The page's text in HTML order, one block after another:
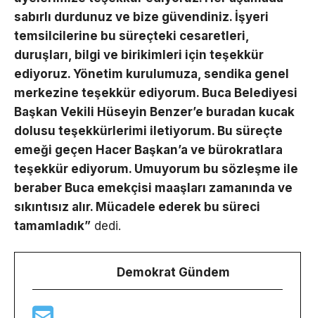
sabırlı durdunuz ve bize güvendiniz. İşyeri
temsilcilerine bu süreçteki cesaretleri,
duruşları, bilgi ve birikimleri için teşekkür
ediyoruz. Yönetim kurulumuza, sendika genel
merkezine teşekkür ediyorum. Buca Belediyesi
Başkan Vekili Hüseyin Benzer’e buradan kucak
dolusu teşekkürlerimi iletiyorum. Bu süreçte
emeği geçen Hacer Başkan’a ve bürokratlara
teşekkür ediyorum. Umuyorum bu sözleşme ile
beraber Buca emekçisi maaşları zamanında ve
sıkıntısız alır. Mücadele ederek bu süreci
tamamladık” dedi.
Demokrat Gündem